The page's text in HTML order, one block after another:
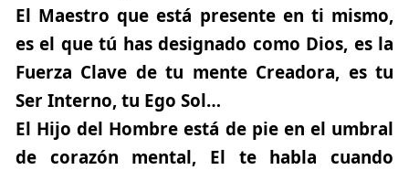
El Maestro que está presente en ti mismo,
es el que tú has designado como Dios, es la
Fuerza Clave de tu mente Creadora, es tu
Ser Interno, tu Ego Sol…
El Hijo del Hombre está de pie en el umbral
de corazón mental, El te habla cuando